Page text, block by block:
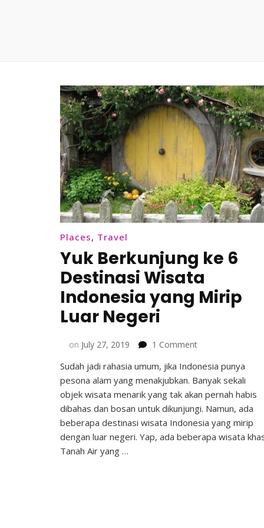
Places, Travel
Yuk Berkunjung ke 6
Destinasi Wisata
Indonesia yang Mirip
Luar Negeri
on July 27, 2019 1 Commenton
Berkunjung
ke
6
Destinasi
Wisata
Indonesia
yang
Sudah jadi rahasia umum, jika Indonesia punya
pesona alam yang menakjubkan. Banyak sekali
objek wisata menarik yang tak akan pernah habis
dibahas dan bosan untuk dikunjungi. Namun, ada
beberapa destinasi wisata Indonesia yang mirip
dengan luar negeri. Yap, ada beberapa wisata
Tanah Air yang …